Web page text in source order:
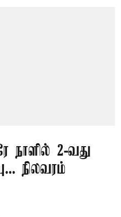
நாளில் 2-வது
நிலவரம்